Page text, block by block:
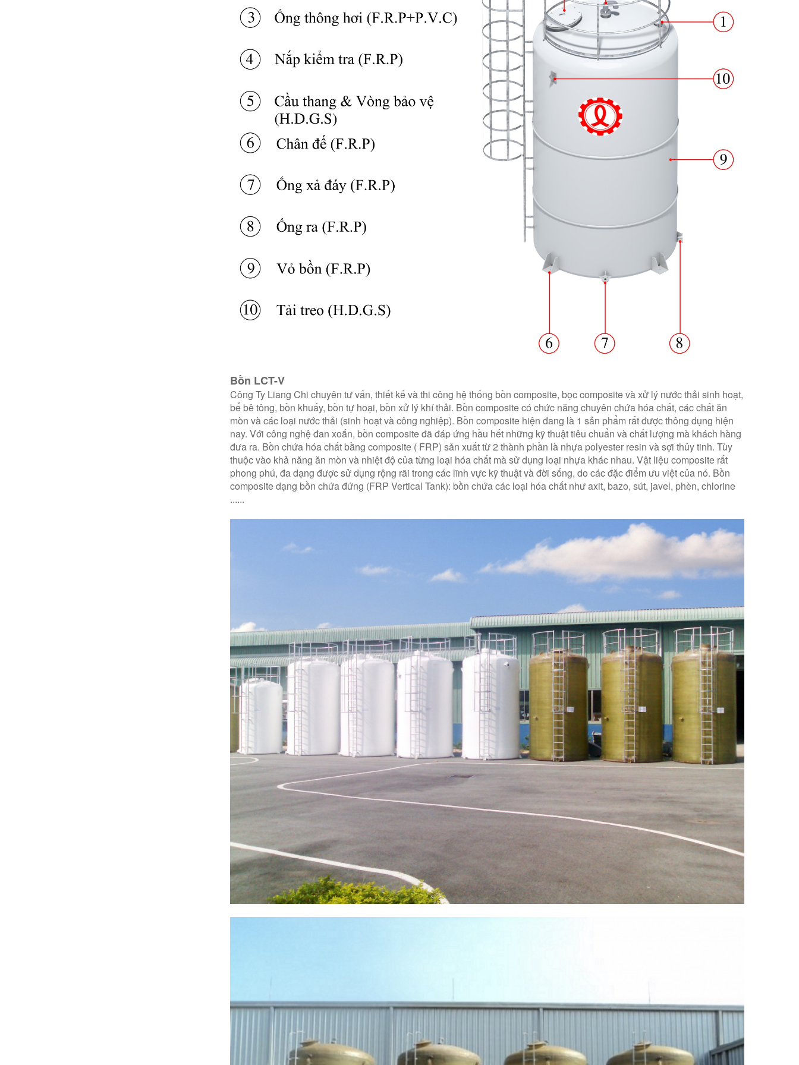
Bồn LCT-V
Công Ty Liang Chi chuyên tư vấn, thiết kế và thi công hệ thống bồn composite, bọc composite và xử lý nước thải sinh hoạt,
bể bê tông, bồn khuấy, bồn tự hoại, bồn xử lý khí thải. Bồn composite có chức năng chuyên chứa hóa chất, các chất ăn
mòn và các loại nước thải (sinh hoạt và công nghiệp). Bồn composite hiện đang là 1 sản phẩm rất được thông dụng hiện
nay. Với công nghệ đan xoắn, bồn composite đã đáp ứng hầu hết những kỹ thuật tiêu chuẩn và chất lượng mà khách hàng
đưa ra. Bồn chứa hóa chất bằng composite ( FRP) sản xuất từ 2 thành phần là nhựa polyester resin và sợi thủy tinh. Tùy
thuộc vào khả năng ăn mòn và nhiệt độ của từng loại hóa chất mà sử dụng loại nhựa khác nhau. Vật liệu composite rất
phong phú, đa dạng được sử dụng rộng rãi trong các lĩnh vực kỹ thuật và đời sống, do các đặc điểm ưu việt của nó. Bồn
composite dạng bồn chứa đứng (FRP Vertical Tank): bồn chứa các loại hóa chất như axit, bazo, sút, javel, phèn, chlorine
......